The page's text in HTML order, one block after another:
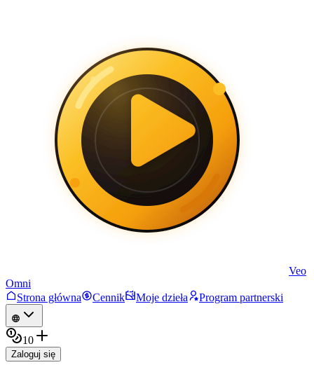
Veo
Omni
Strona główna
Cennik Moje dzieła Program partnerski
10
Zaloguj się